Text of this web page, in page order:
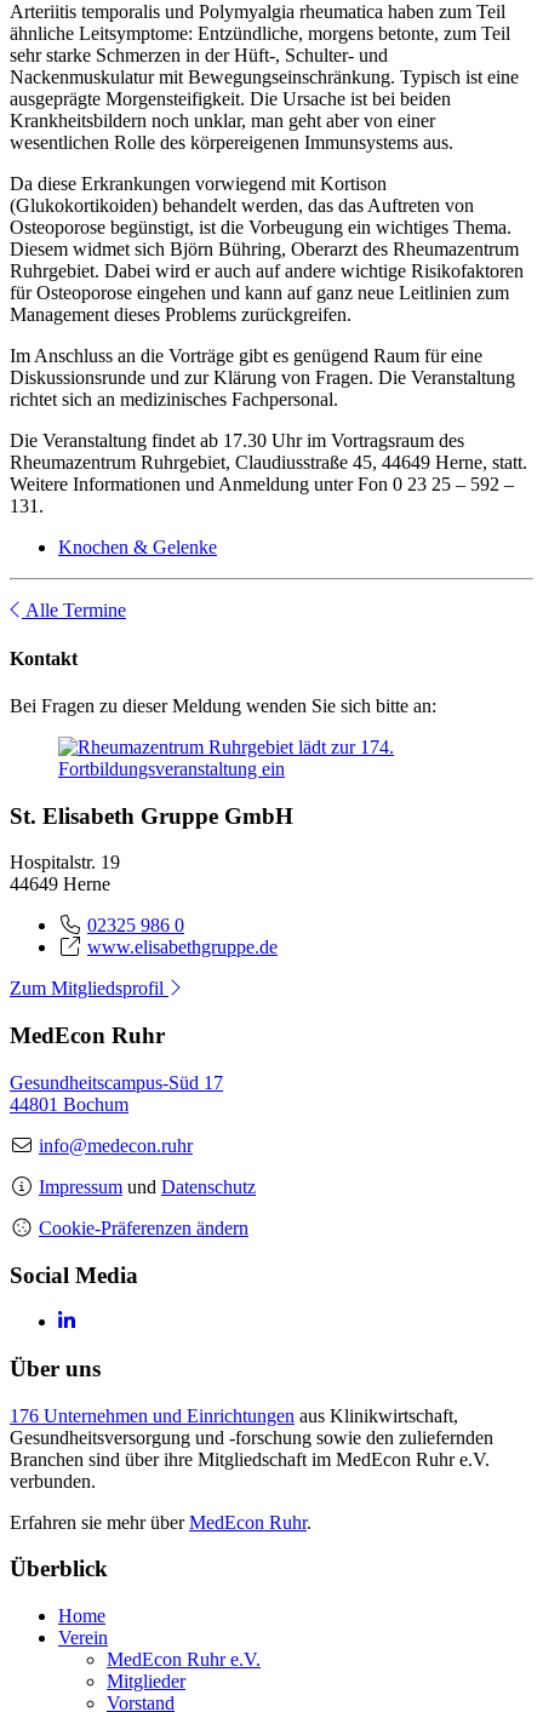
Arteriitis temporalis und Polymyalgia rheumatica haben zum Teil
ähnliche Leitsymptome: Entzündliche, morgens betonte, zum Teil
sehr starke Schmerzen in der Hüft-, Schulter- und
Nackenmuskulatur mit Bewegungseinschränkung. Typisch ist eine
ausgeprägte Morgensteifigkeit. Die Ursache ist bei beiden
Krankheitsbildern noch unklar, man geht aber von einer
wesentlichen Rolle des körpereigenen Immunsystems aus.
Da diese Erkrankungen vorwiegend mit Kortison
(Glukokortikoiden) behandelt werden, das das Auftreten von
Osteoporose begünstigt, ist die Vorbeugung ein wichtiges Thema.
Diesem widmet sich Björn Bühring, Oberarzt des Rheumazentrum
Ruhrgebiet. Dabei wird er auch auf andere wichtige Risikofaktoren
für Osteoporose eingehen und kann auf ganz neue Leitlinien zum
Management dieses Problems zurückgreifen.
Im Anschluss an die Vorträge gibt es genügend Raum für eine
Diskussionsrunde und zur Klärung von Fragen. Die Veranstaltung
richtet sich an medizinisches Fachpersonal.
Die Veranstaltung findet ab 17.30 Uhr im Vortragsraum des
Rheumazentrum Ruhrgebiet, Claudiusstraße 45, 44649 Herne, statt.
Weitere Informationen und Anmeldung unter Fon 0 23 25 – 592 –
131.
Knochen & Gelenke
Alle Termine
Kontakt
Bei Fragen zu dieser Meldung wenden Sie sich bitte an:
St. Elisabeth Gruppe GmbH
Hospitalstr. 19
44649 Herne
02325 986 0
www.elisabethgruppe.de
Zum Mitgliedsprofil
MedEcon Ruhr
Gesundheitscampus-Süd 17
44801 Bochum
info@medecon.ruhr
Impressum und Datenschutz
Cookie-Präferenzen ändern
Social Media
Über uns
176 Unternehmen und Einrichtungen aus Klinikwirtschaft,
Gesundheitsversorgung und -forschung sowie den zuliefernden
Branchen sind über ihre Mitgliedschaft im MedEcon Ruhr e.V.
verbunden.
Erfahren sie mehr überMedEcon Ruhr.
Überblick
Home
Verein
MedEcon Ruhr e.V.
Mitglieder
Vorstand